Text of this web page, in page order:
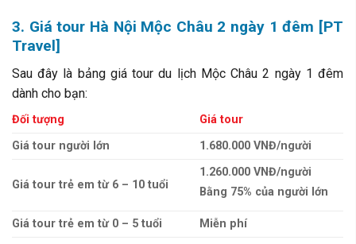
3. Giá tour Hà Nội Mộc Châu 2 ngày 1 đêm [PT
Travel]
Sau đây là bảng giá tour du lịch Mộc Châu 2 ngày 1 đêm
dành cho bạn:
Đối tượng
Giá tour
Giá tour người lớn
1.680.000 VNĐ/người
Giá tour trẻ em từ 6 – 10 tuổi
1.260.000 VNĐ/người
Bằng 75% của người lớn
Giá tour trẻ em từ 0 – 5 tuổi Miễn phí